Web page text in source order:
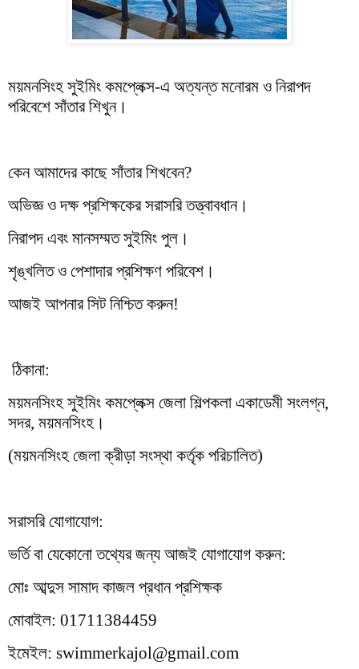
ময়মনসিংহ সুইমিং কমপ্লেক্স-এ অত্যন্ত মনোরম ও নিরাপদ
পরিবেশে সাঁতার শিখুন।
কেন আমাদের কাছে সাঁতার শিখবেন?
অভিজ্ঞ ও দক্ষ প্রশিক্ষকের সরাসরি তত্ত্বাবধান।
নিরাপদ এবং মানসম্মত সুইমিং পুল।
শৃঙ্খলিত ও পেশাদার প্রশিক্ষণ পরিবেশ।
আজই আপনার সিট নিশ্চিত করুন!
ঠিকানা:
ময়মনসিংহ সুইমিং কমপ্লেক্স জেলা শিল্পকলা একাডেমী সংলগ্ন,
সদর, ময়মনসিংহ।
(ময়মনসিংহ জেলা ক্রীড়া সংস্থা কর্তৃক পরিচালিত)
সরাসরি যোগাযোগ:
ভর্তি বা যেকোনো তথ্যের জন্য আজই যোগাযোগ করুন:
মোঃ আব্দুস সামাদ কাজল প্রধান প্রশিক্ষক
মোবাইল: 01711384459
ইমেইল: swimmerkajol@gmail.com